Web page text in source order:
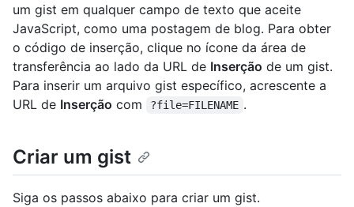
um gist em qualquer campo de texto que aceite
JavaScript, como uma postagem de blog. Para obter
o código de inserção, clique no ícone da área de
transferência ao lado da URL de Inserção de um gist.
Para inserir um arquivo gist específico, acrescente a
URL de Inserção com ?file=FILENAME .
Criar um gist
Siga os passos abaixo para criar um gist.